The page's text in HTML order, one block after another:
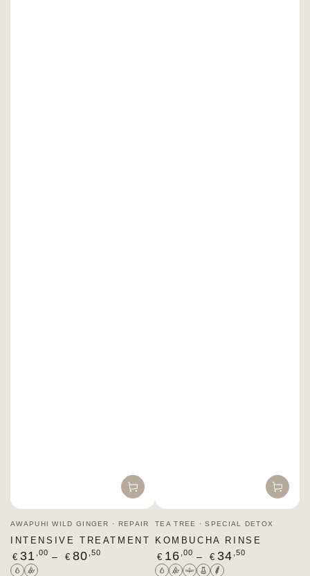
Venditore:
AWAPUHI WILD GINGER · REPAIR
INTENSIVE TREATMENT
Prezzo
€ 31 ,00 € 80 ,50
Venditore:
TEA TREE · SPECIAL DETOX
KOMBUCHA RINSE
Prezzo
€ 16 ,00 € 34 ,50